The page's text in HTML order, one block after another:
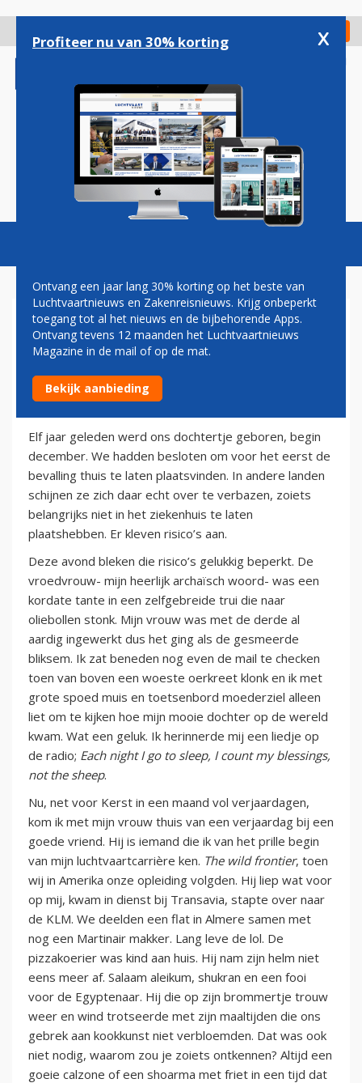
gaan
Check in
Magazine Podcasts Vacatures
HERMAN MATEBOER:
SCHUTTERSPUTJE
23 december 2013
Elf jaar geleden werd ons dochtertje geboren, begin
december. We hadden besloten om voor het eerst de
bevalling thuis te laten plaatsvinden. In andere landen
schijnen ze zich daar echt over te verbazen, zoiets
belangrijks niet in het ziekenhuis te laten
plaatshebben. Er kleven risico’s aan.
Deze avond bleken die risico’s gelukkig beperkt. De
vroedvrouw- mijn heerlijk archaïsch woord- was een
kordate tante in een zelfgebreide trui die naar
oliebollen stonk. Mijn vrouw was met de derde al
aardig ingewerkt dus het ging als de gesmeerde
bliksem. Ik zat beneden nog even de mail te checken
toen van boven een woeste oerkreet klonk en ik met
grote spoed muis en toetsenbord moederziel alleen
liet om te kijken hoe mijn mooie dochter op de wereld
kwam. Wat een geluk. Ik herinnerde mij een liedje op
de radio; Each night I go to sleep, I count my blessings,
not the sheep.
Nu, net voor Kerst in een maand vol verjaardagen,
kom ik met mijn vrouw thuis van een verjaardag bij een
goede vriend. Hij is iemand die ik van het prille begin
van mijn luchtvaartcarrière ken. The wild frontier, toen
wij in Amerika onze opleiding volgden. Hij liep wat voor
op mij, kwam in dienst bij Transavia, stapte over naar
de KLM. We deelden een flat in Almere samen met
nog een Martinair makker. Lang leve de lol. De
pizzakoerier was kind aan huis. Hij nam zijn helm niet
eens meer af. Salaam aleikum, shukran en een fooi
voor de Egyptenaar. Hij die op zijn brommertje trouw
weer en wind trotseerde met zijn maaltijden die ons
gebrek aan kookkunst niet verbloemden. Dat was ook
niet nodig, waarom zou je zoiets ontkennen? Altijd een
goeie calzone of een shoarma met friet in een tijd dat
Profiteer nu van 30% korting x
Ontvang een jaar lang 30% korting op het beste van
Luchtvaartnieuws en Zakenreisnieuws. Krijg onbeperkt
toegang tot al het nieuws en de bijbehorende Apps.
Ontvang tevens 12 maanden het Luchtvaartnieuws
Magazine in de mail of op de mat.
Bekijk aanbieding